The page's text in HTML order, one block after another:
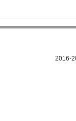
2016-